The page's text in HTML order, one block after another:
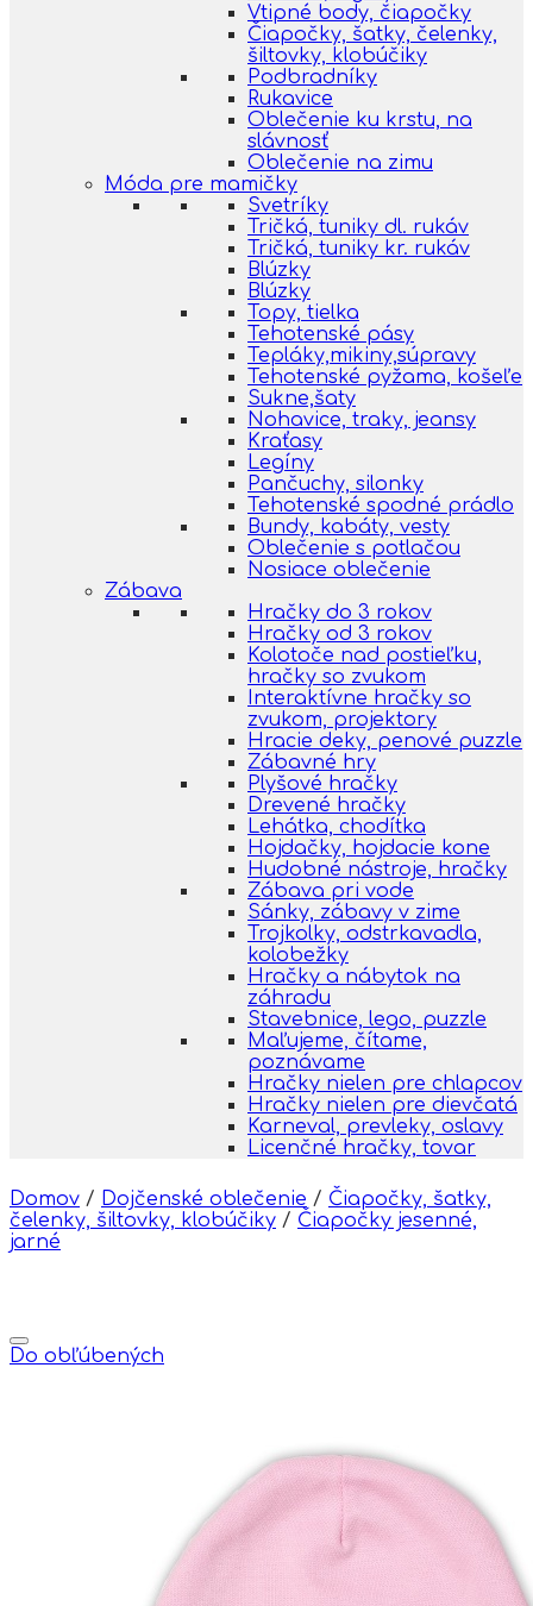
Vtipné body, čiapočky
Čiapočky, šatky, čelenky,
šiltovky, klobúčiky
Podbradníky
Rukavice
Oblečenie ku krstu, na
slávnosť
Oblečenie na zimu
Móda pre mamičky
Svetríky
Tričká, tuniky dl. rukáv
Tričká, tuniky kr. rukáv
Blúzky
Blúzky
Topy, tielka
Tehotenské pásy
Tepláky,mikiny,súpravy
Tehotenské pyžama, košeľe
Sukne,šaty
Nohavice, traky, jeansy
Kraťasy
Legíny
Pančuchy, silonky
Tehotenské spodné prádlo
Bundy, kabáty, vesty
Oblečenie s potlačou
Nosiace oblečenie
Zábava
Hračky do 3 rokov
Hračky od 3 rokov
Kolotoče nad postieľku,
hračky so zvukom
Interaktívne hračky so
zvukom, projektory
Hracie deky, penové puzzle
Zábavné hry
Plyšové hračky
Drevené hračky
Lehátka, chodítka
Hojdačky, hojdacie kone
Hudobné nástroje, hračky
Zábava pri vode
Sánky, zábavy v zime
Trojkolky, odstrkavadla,
kolobežky
Hračky a nábytok na
záhradu
Stavebnice, lego, puzzle
Maľujeme, čítame,
poznávame
Hračky nielen pre chlapcov
Hračky nielen pre dievčatá
Karneval, prevleky, oslavy
Licenčné hračky, tovar
Domov / Dojčenské oblečenie / Čiapočky, šatky,
čelenky, šiltovky, klobúčiky / Čiapočky jesenné,
jarné
Do obľúbených